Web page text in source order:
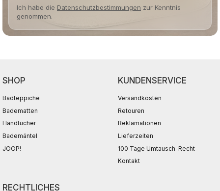
Ich habe die Datenschutzbestimmungen zur Kenntnis
genommen.
SHOP
Badteppiche
Badematten
Handtücher
Bademäntel
JOOP!
KUNDENSERVICE
Versandkosten
Retouren
Reklamationen
Lieferzeiten
100 Tage Umtausch-Recht
Kontakt
RECHTLICHES